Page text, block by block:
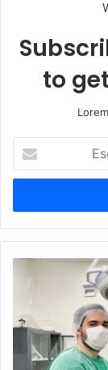
to
correo